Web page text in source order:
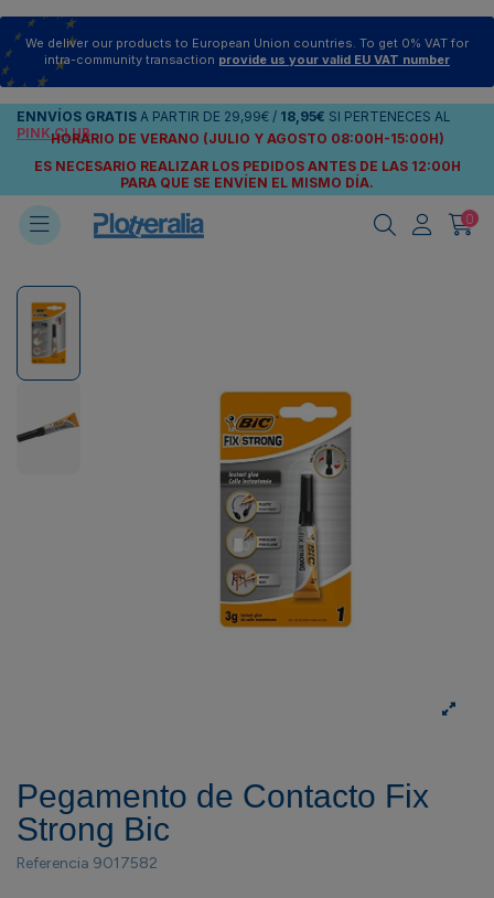
We deliver our products to European Union countries. To get 0% VAT for
intra-community transaction provide us your valid EU VAT number
ENNVÍOS GRATIS A PARTIR DE 29,99€ / 18,95€ SI PERTENECES AL
PINK CLUB
HORARIO DE VERANO (JULIO Y AGOSTO 08:00H-15:00H)
ES NECESARIO REALIZAR LOS PEDIDOS ANTES DE LAS 12:00H
PARA QUE SE ENVÍEN EL MISMO DÍA.
0
Pegamento de Contacto Fix
Strong Bic
Referencia 9017582